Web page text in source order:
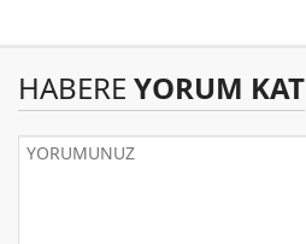
HABERE YORUM KAT